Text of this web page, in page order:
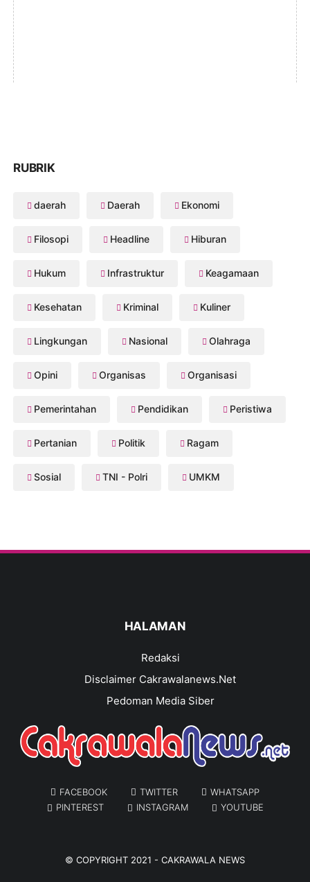
RUBRIK
daerah Daerah Ekonomi
Filosopi Headline Hiburan
Hukum Infrastruktur Keagamaan
Kesehatan Kriminal Kuliner
Lingkungan Nasional Olahraga
Opini Organisas Organisasi
Pemerintahan Pendidikan Peristiwa
Pertanian Politik Ragam
Sosial TNI - Polri UMKM
HALAMAN
Redaksi
Disclaimer Cakrawalanews.Net
Pedoman Media Siber
FACEBOOK TWITTER
WHATSAPP
PINTEREST
INSTAGRAM YOUTUBE
© COPYRIGHT 2021 - CAKRAWALA NEWS